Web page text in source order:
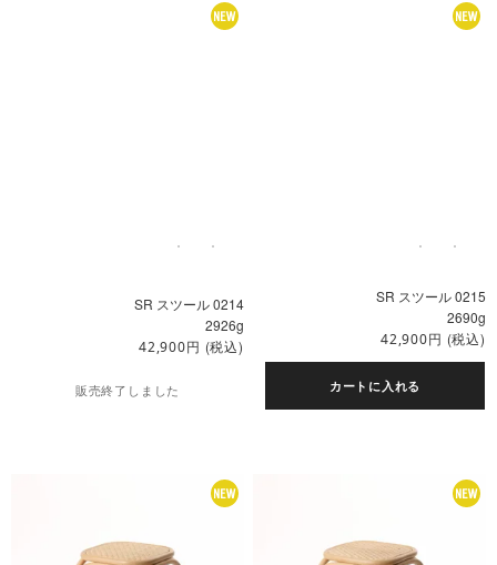
SR スツール 0214
2926g
42,900円 (税込)
販売終了しました
SR スツール 0215
2690g
42,900円 (税込)
カートに入れる